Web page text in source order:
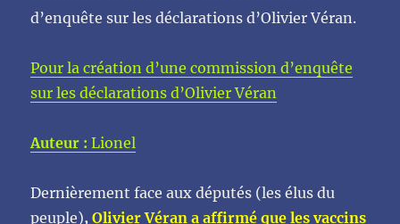
d’enquête sur les déclarations d’Olivier Véran.
Pour la création d’une commission d’enquête
sur les déclarations d’Olivier Véran
Auteur : Lionel
Dernièrement face aux députés (les élus du
peuple),Olivier Véran a affirmé que les vaccins